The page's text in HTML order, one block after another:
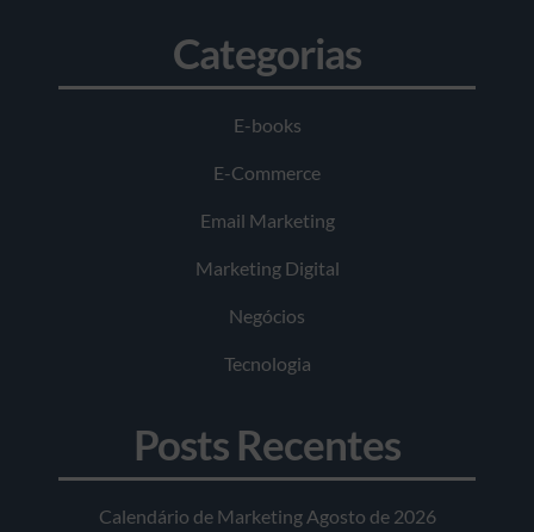
Categorias
E-books
E-Commerce
Email Marketing
Marketing Digital
Negócios
Tecnologia
Posts Recentes
Calendário de Marketing Agosto de 2026